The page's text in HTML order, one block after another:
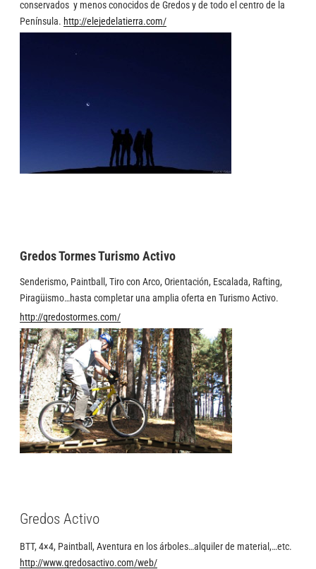
conservados y menos conocidos de Gredos y de todo el centro de la
Península. http://elejedelatierra.com/
Gredos Tormes Turismo Activo
Senderismo, Paintball, Tiro con Arco, Orientación, Escalada, Rafting,
Piragüismo…hasta completar una amplia oferta en Turismo Activo.
http://gredostormes.com/
Gredos Activo
BTT, 4×4, Paintball, Aventura en los árboles…alquiler de material,…etc.
http://www.gredosactivo.com/web/